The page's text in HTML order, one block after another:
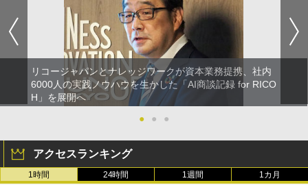
リコージャパンとナレッジワークが資本業務提携、社内
6000人の実践ノウハウを生かした「AI商談記録 for RICO
H」を展開へ
●
● ●
アクセスランキング
1時間 24時間 1週間 1カ月